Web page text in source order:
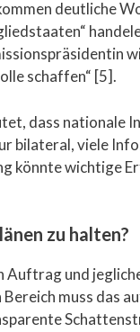
deutliche
schaffen“ [5].
dass nationale
bilateral, viele
könnte wichtige
zu halten?
Auftrag und
muss das